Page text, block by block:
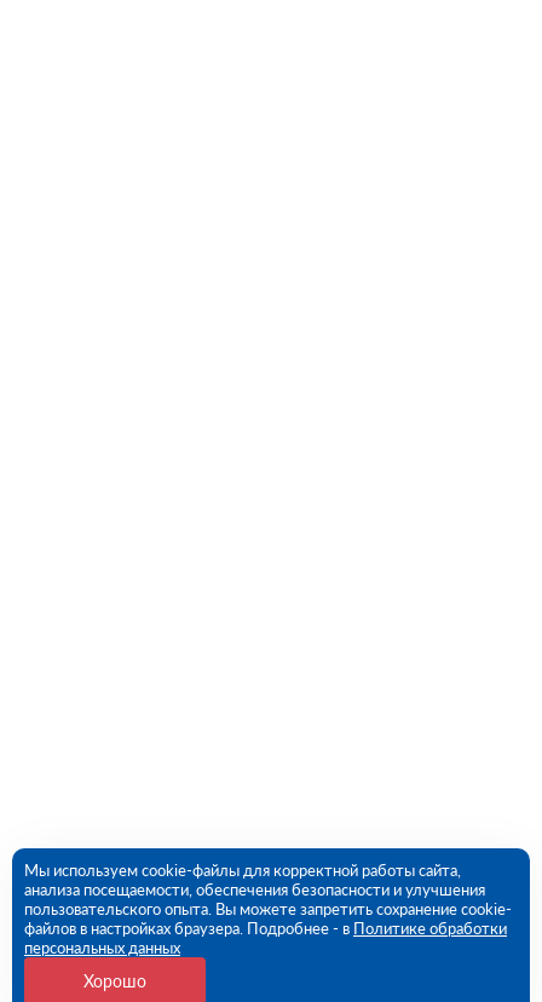
Мы используем cookie-файлы для корректной работы сайта,
анализа посещаемости, обеспечения безопасности и улучшения
пользовательского опыта. Вы можете запретить сохранение cookie-
файлов в настройках браузера. Подробнее - в Политике обработки
персональных данных
Хорошо